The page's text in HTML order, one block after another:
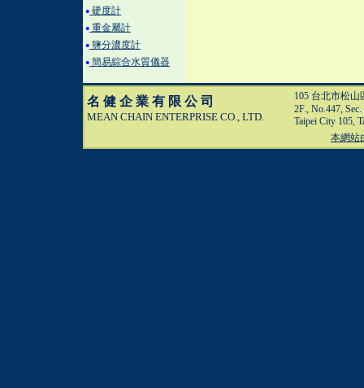
● 硬度計
● 重金屬計
● 鹽分濃度計
● 簡易綜合水質儀器
名健企業有限公司
MEAN CHAIN ENTERPRISE CO., LTD.
105 台北市松山
2F., No.447,
Taipei City 105,
本網站